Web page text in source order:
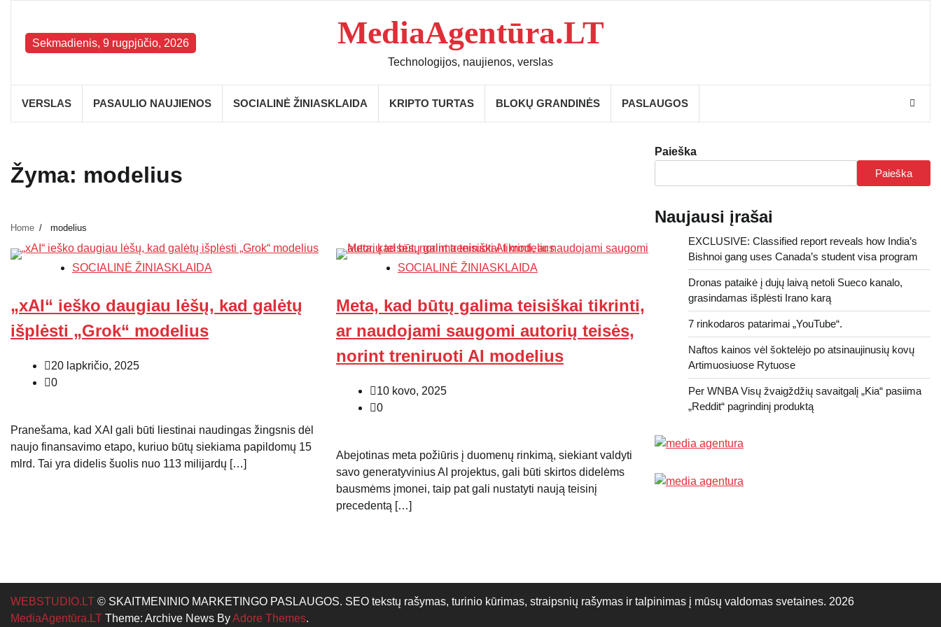
contentSekmadienis, 9 rugpjūčio, 2026 MediaAgentūra.LT
Technologijos, naujienos, verslas
VERSLAS PASAULIO NAUJIENOS SOCIALINĖ ŽINIASKLAIDA KRIPTO TURTAS BLOKŲ GRANDINĖS PASLAUGOS
Žyma: modelius
Home modelius
SOCIALINĖ ŽINIASKLAIDA
„xAI“ ieško daugiau lėšų, kad galėtų
išplėsti „Grok“ modelius
20 lapkričio, 2025
0
Pranešama, kad XAI gali būti liestinai naudingas žingsnis dėl
naujo finansavimo etapo, kuriuo būtų siekiama papildomų 15
mlrd. Tai yra didelis šuolis nuo 113 milijardų […]
SOCIALINĖ ŽINIASKLAIDA
Meta, kad būtų galima teisiškai tikrinti,
ar naudojami saugomi autorių teisės,
norint treniruoti AI modelius
10 kovo, 2025
0
Abejotinas meta požiūris į duomenų rinkimą, siekiant valdyti
savo generatyvinius AI projektus, gali būti skirtos didelėms
bausmėms įmonei, taip pat gali nustatyti naują teisinį
precedentą […]
Paieška
Paieška
Naujausi įrašai
EXCLUSIVE: Classified report reveals how India’s
Bishnoi gang uses Canada’s student visa program
Dronas pataikė į dujų laivą netoli Sueco kanalo,
grasindamas išplėsti Irano karą
7 rinkodaros patarimai „YouTube“.
Naftos kainos vėl šoktelėjo po atsinaujinusių kovų
Artimuosiuose Rytuose
Per WNBA Visų žvaigždžių savaitgalį „Kia“ pasiima
„Reddit“ pagrindinį produktą
WEBSTUDIO.LT © SKAITMENINIO MARKETINGO PASLAUGOS. SEO tekstų rašymas, turinio kūrimas, straipsnių rašymas ir talpinimas į mūsų valdomas svetaines. 2026
MediaAgentūra.LT Theme: Archive News ByAdore Themes.